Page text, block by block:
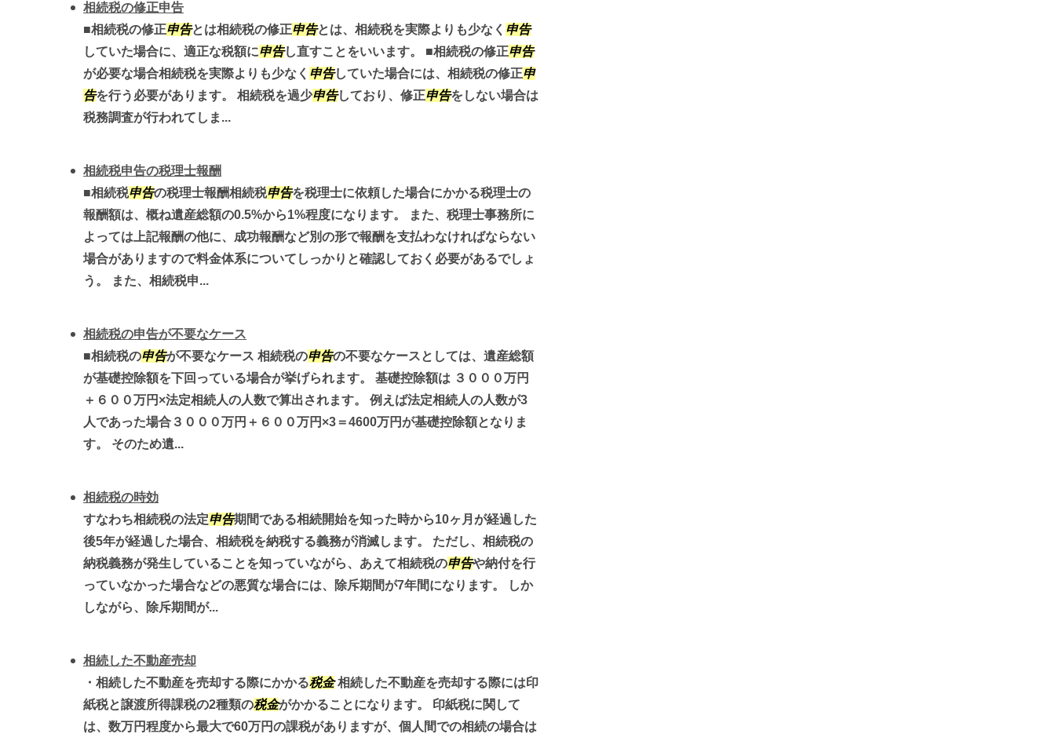
相続税の修正申告
■相続税の修正申告とは相続税の修正申告とは、相続税を実際よりも少なく 申告
していた場合に、適正な税額に申告し直すことをいいます。 ■相続税の修正申告
が必要な場合相続税を実際よりも少なく 申告していた場合には、相続税の修正申
告を行う必要があります。 相続税を過少申告しており、修正申告をしない場合は
税務調査が行われてしま...
相続税申告の税理士報酬
■相続税申告の税理士報酬相続税申告を税理士に依頼した場合にかかる税理士の
報酬額は、概ね遺産総額の0.5%から1%程度になります。 また、税理士事務所に
よっては上記報酬の他に、成功報酬など別の形で報酬を支払わなければならない
場合がありますので料金体系についてしっかりと確認しておく必要があるでしょ
う。 また、相続税申...
相続税の申告が不要なケース
■相続税の申告が不要なケース 相続税の申告の不要なケースとしては、遺産総額
が基礎控除額を下回っている場合が挙げられます。 基礎控除額は ３０００万円
＋６００万円×法定相続人の人数で算出されます。 例えば法定相続人の人数が3
人であった場合３０００万円＋６００万円×3＝4600万円が基礎控除額となりま
す。 そのため遺...
相続税の時効
すなわち相続税の法定申告期間である相続開始を知った時から10ヶ月が経過した
後5年が経過した場合、相続税を納税する義務が消滅します。 ただし、相続税の
納税義務が発生していることを知っていながら、あえて相続税の申告や納付を行
っていなかった場合などの悪質な場合には、除斥期間が7年間になります。 しか
しながら、除斥期間が...
相続した不動産売却
・相続した不動産を売却する際にかかる税金相続した不動産を売却する際には印
紙税と譲渡所得課税の2種類の税金がかかることになります。 印紙税に関して
は、数万円程度から最大で60万円の課税がありますが、個人間での相続の場合は